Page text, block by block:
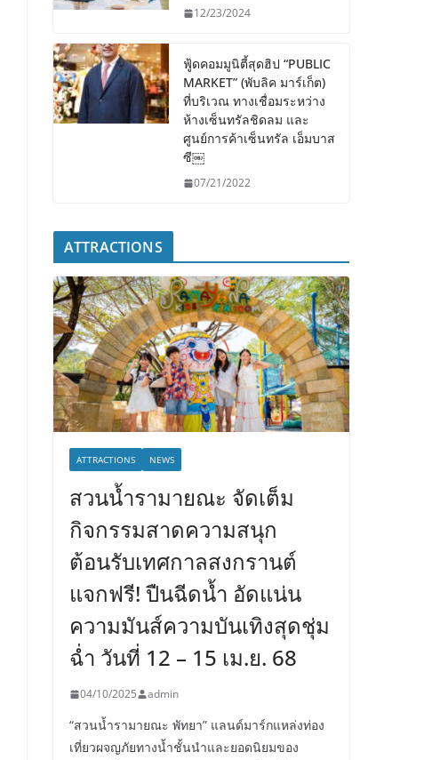
12/23/2024
ฟู้ดคอมมูนิตี้สุดฮิป “PUBLIC
MARKET” (พับลิค มาร์เก็ต)
ที่บริเวณ ทางเชื่อมระหว่าง
ห้างเซ็นทรัลชิดลม และ
ศูนย์การค้าเซ็นทรัล เอ็มบาส
ซี￼
07/21/2022
ATTRACTIONS
ATTRACTIONS NEWS
สวนน้ำรามายณะ จัดเต็ม
กิจกรรมสาดความสนุก
ต้อนรับเทศกาลสงกรานต์
แจกฟรี! ปืนฉีดน้ำ อัดแน่น
ความมันส์ความบันเทิงสุดชุ่ม
ฉ่ำ วันที่ 12 – 15 เม.ย. 68
04/10/2025 admin
“สวนน้ำรามายณะ พัทยา” แลนด์มาร์กแหล่งท่อง
เที่ยวผจญภัยทางน้ำชั้นนำและยอดนิยมของ